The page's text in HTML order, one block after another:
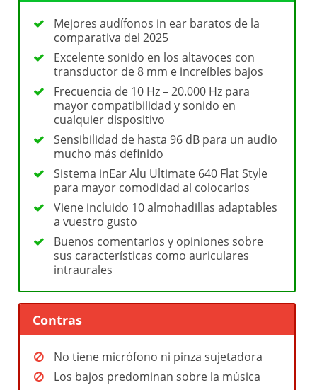
Mejores audífonos in ear baratos de la
comparativa del 2025
Excelente sonido en los altavoces con
transductor de 8 mm e increíbles bajos
Frecuencia de 10 Hz – 20.000 Hz para
mayor compatibilidad y sonido en
cualquier dispositivo
Sensibilidad de hasta 96 dB para un audio
mucho más definido
Sistema inEar Alu Ultimate 640 Flat Style
para mayor comodidad al colocarlos
Viene incluido 10 almohadillas adaptables
a vuestro gusto
Buenos comentarios y opiniones sobre
sus características como auriculares
intraurales
Contras
No tiene micrófono ni pinza sujetadora
Los bajos predominan sobre la música